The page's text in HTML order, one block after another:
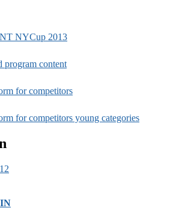
NYCup 2013
program content
for competitors
for competitors young categories